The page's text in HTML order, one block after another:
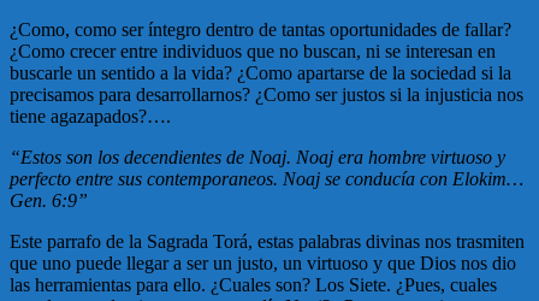
¿Como, como ser íntegro dentro de tantas oportunidades de fallar?
¿Como crecer entre individuos que no buscan, ni se interesan en
buscarle un sentido a la vida? ¿Como apartarse de la sociedad si la
precisamos para desarrollarnos? ¿Como ser justos si la injusticia nos
tiene agazapados?….
“Estos son los decendientes de Noaj. Noaj era hombre virtuoso y
perfecto entre sus contemporaneos. Noaj se conducía con Elokim…
Gen. 6:9”
Este parrafo de la Sagrada Torá, estas palabras divinas nos trasmiten
que uno puede llegar a ser un justo, un virtuoso y que Dios nos dio
las herramientas para ello. ¿Cuales son? Los Siete. ¿Pues, cuales